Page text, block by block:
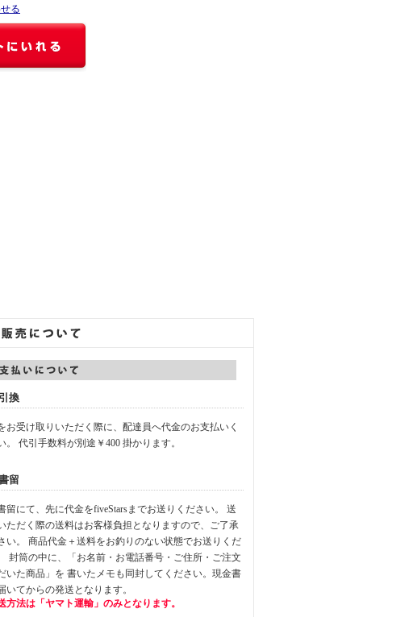
る
換
お受け取りいただく際に、配達員へ代金のお支払いく
。 代引手数料が別途￥400 掛かります。
留
留にて、先に代金をfiveStarsまでお送りください。 送
ただく際の送料はお客様負担となりますので、ご了承
い。 商品代金＋送料をお釣りのない状態でお送りくだ
封筒の中に、「お名前・お電話番号・ご住所・ご注文
いた商品」を 書いたメモも同封してください。現金書
いてからの発送となります。
方法は「ヤマト運輸」のみとなります。